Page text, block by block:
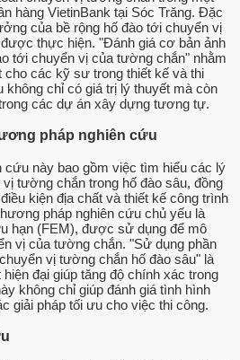
hàng VietinBank tại Sóc Trăng. Đặc
của bề rộng hố đào tới chuyển vị
thực hiện. "Đánh giá cơ bản ảnh
tới chuyển vị của tường chắn" nhằm
cho các kỹ sư trong thiết kế và thi
không chỉ có giá trị lý thuyết mà còn
các dự án xây dựng tương tự.
pháp nghiên cứu
cứu này bao gồm việc tìm hiểu các lý
tường chắn trong hố đào sâu, đồng
kiện địa chất và thiết kế công trình
pháp nghiên cứu chủ yếu là
hạn (FEM), được sử dụng để mô
vị của tường chắn. "Sử dụng phần
vị tường chắn hố đào sâu" là
đại giúp tăng độ chính xác trong
không chỉ giúp đánh giá tình hình
giải pháp tối ưu cho việc thi công.